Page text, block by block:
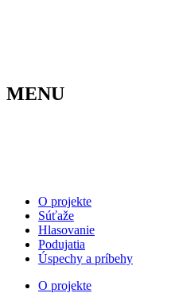
MENU
O projekte
Súťaže
Hlasovanie
Podujatia
Úspechy a príbehy
O projekte